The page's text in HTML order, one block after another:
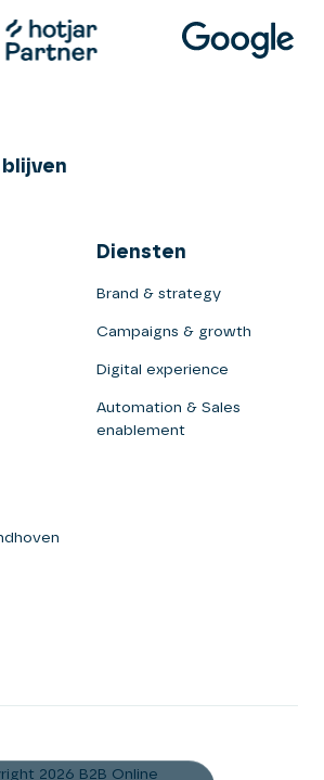
Diensten
Brand & strategy
Campaigns & growth
Digital experience
Automation & Sales
enablement
2026 B2B Online